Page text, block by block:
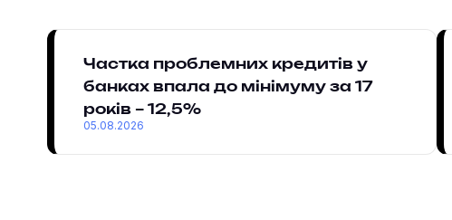
Частка проблемних кредитів у
банках впала до мінімуму за 17
років – 12,5%
05.08.2026